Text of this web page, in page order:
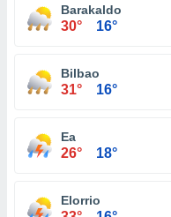
Barakaldo
30° 16°
Bilbao
31° 16°
Ea
26° 18°
Elorrio